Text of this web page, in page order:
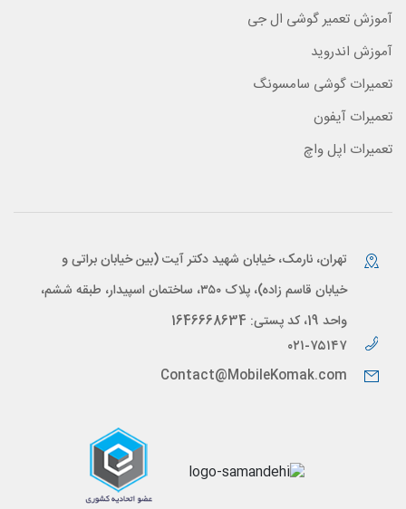
آموزش تعمیر گوشی ال جی
آموزش اندروید
تعمیرات گوشی سامسونگ
تعمیرات آیفون
تعمیرات اپل واچ
تهران، نارمک، خیابان شهید دکتر آیت (بین خیابان براتی و
خیابان قاسم زاده)، پلاک ۳۵۰، ساختمان اسپیدار، طبقه ششم،
واحد 19، کد پستی: 1646668634
۰۲۱-۷۵۱۴۷
Contact@MobileKomak.com